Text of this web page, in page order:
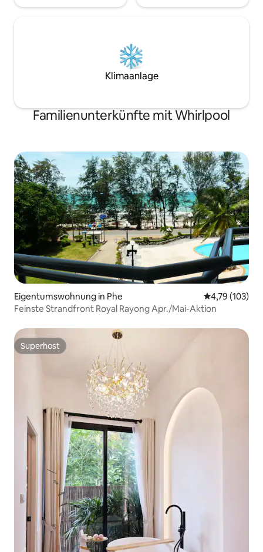
Klimaanlage
Familienunterkünfte mit Whirlpool
Eigentumswohnung in Phe
4,79 (103)
Feinste Strandfront Royal Rayong Apr./Mai-Aktion
Superhost
Superhost